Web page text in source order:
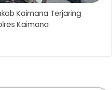
Kaimana Terjaring
Kaimana